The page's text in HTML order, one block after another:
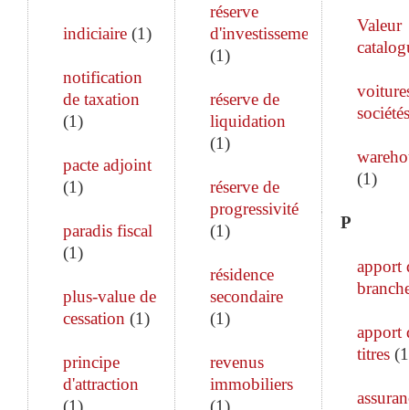
indiciaire (1)
notification
de taxation
(1)
pacte adjoint
(1)
paradis fiscal
(1)
plus-value de
cessation (1)
principe
d'attraction
(1)
réserve
d'investissement
(1)
réserve de
liquidation
(1)
réserve de
progressivité
(1)
résidence
secondaire
(1)
revenus
immobiliers
(1)
Valeur
sociétés
(1)
P
apport
apport
titres(1